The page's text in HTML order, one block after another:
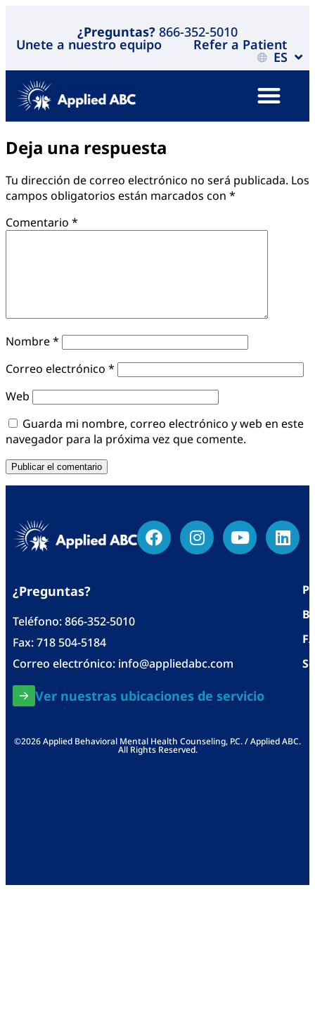
¿Preguntas? 866-352-5010
Unete a nuestro equipo Refer a Patient
ES
Deja una respuesta
Tu dirección de correo electrónico no será publicada. Los
campos obligatorios están marcados con *
Comentario *
Nombre*
Correo electrónico *
Web
Guarda mi nombre, correo electrónico y web en este
navegador para la próxima vez que comente.
¿Preguntas?
Teléfono:866-352-5010
Fax: 718 504-5184
Correo electrónico: info@appliedabc.com
Ver nuestras ubicaciones de servicio
©2026 Applied Behavioral Mental Health Counseling, P.C. / Applied ABC.
All Rights Reserved.